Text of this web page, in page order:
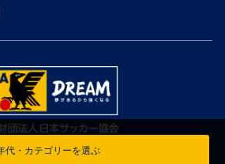
Association All Rights Reserved.
代・カテゴリーを選ぶ